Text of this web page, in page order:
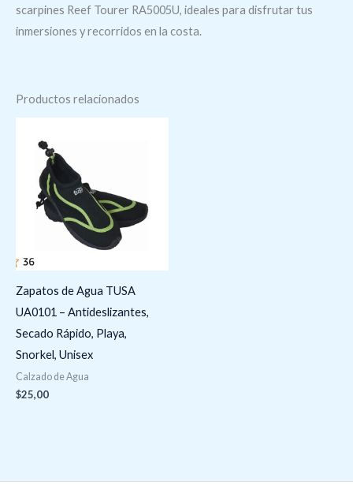
scarpines Reef Tourer RA5005U, ideales para disfrutar tus
inmersiones y recorridos en la costa.
Productos relacionados
Zapatos de Agua TUSA
UA0101 – Antideslizantes,
Secado Rápido, Playa,
Snorkel, Unisex
Calzado de Agua
$25,00